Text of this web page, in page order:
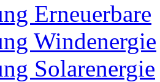
Erneuerbare
Windenergie
Solarenergie